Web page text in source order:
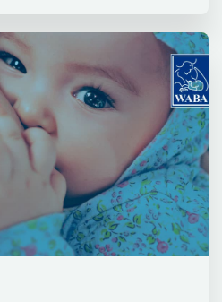
onde mais ocorre o maior